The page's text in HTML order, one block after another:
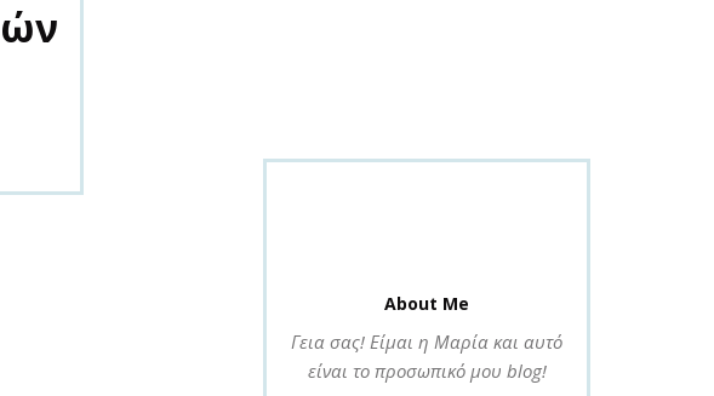
About Me
Γεια σας! Είμαι η Μαρία και αυτό
είναι το προσωπικό μου blog!